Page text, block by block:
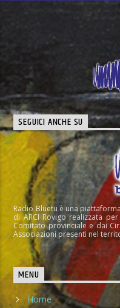
SEGUICI ANCHE SU
Radio Bluetu è una
di ARCI Rovigo realizzata
Comitato provinciale e dai
Associazioni presenti nel
MENU
Home